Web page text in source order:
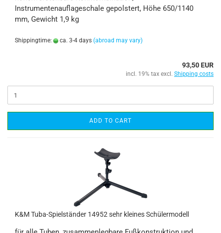
Instrumentenauflageschale gepolstert, Höhe 650/1140
mm, Gewicht 1,9 kg
Shippingtime: ca. 3-4 days (abroad may vary)
93,50 EUR
incl. 19% tax excl. Shipping costs
ADD TO CART
K&M Tuba-Spielständer 14952 sehr kleines Schülermodell